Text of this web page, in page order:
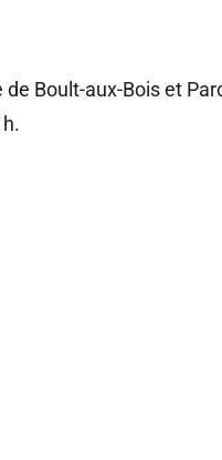
Boult-aux-Bois et